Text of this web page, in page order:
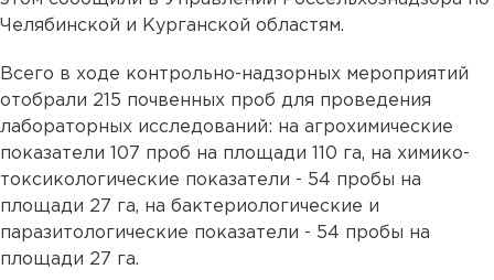
Челябинской и Курганской областям.
Всего в ходе контрольно-надзорных мероприятий
отобрали 215 почвенных проб для проведения
лабораторных исследований: на агрохимические
показатели 107 проб на площади 110 га, на химико-
токсикологические показатели - 54 пробы на
площади 27 га, на бактериологические и
паразитологические показатели - 54 пробы на
площади 27 га.